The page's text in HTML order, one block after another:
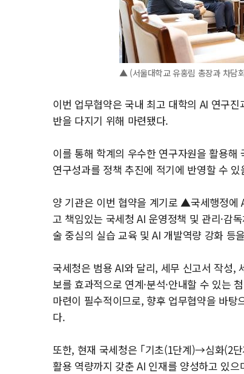
▲ (서울대학교 유홍림 총장과 차담
이번 업무협약은 국내 최고 대학의 AI 연구
반을 다지기 위해 마련됐다.
이를 통해 학계의 우수한 연구자원을 활용
연구성과를 정책 추진에 적기에 반영할 수
양 기관은 이번 협약을 계기로 ▲국세행정
고 책임있는 국세청 AI 운영정책 및 관리·감
술 중심의 실습 교육 및 AI 개발역량 강화 등
국세청은 범용 AI와 달리, 세무 신고서 작성,
보를 효과적으로 연계·분석·안내할 수 있는
마련이 필수적이므로, 향후 업무협약을 바
다.
또한, 현재 국세청은 ｢기초(1단계)→심화(2
활용 역량까지 갖춘 AI 인재를 양성하고 있